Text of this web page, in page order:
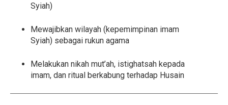
Syiah)
Mewajibkan wilayah (kepemimpinan imam
Syiah) sebagai rukun agama
Melakukan nikah mut’ah, istighatsah kepada
imam, dan ritual berkabung terhadap Husain